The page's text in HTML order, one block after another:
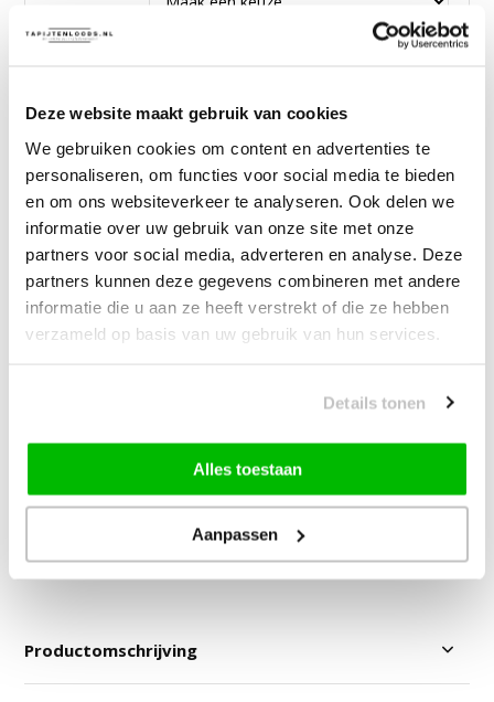
Deze website maakt gebruik van cookies
We gebruiken cookies om content en advertenties te
personaliseren, om functies voor social media te bieden
en om ons websiteverkeer te analyseren. Ook delen we
informatie over uw gebruik van onze site met onze
partners voor social media, adverteren en analyse. Deze
partners kunnen deze gegevens combineren met andere
informatie die u aan ze heeft verstrekt of die ze hebben
verzameld op basis van uw gebruik van hun services.
Details tonen
Alles toestaan
Aanpassen
Bundelkorting:
Vink producten om toe te voegen
Heb je een vraag over dit product?
Onze medewerker helpt je graag het juiste product te
vinden.
Door klanten beoordeeld met een 8,9!
30 Dagen Bedenktijd
Veilig betalen: vooraf & achteraf
Productomschrijving